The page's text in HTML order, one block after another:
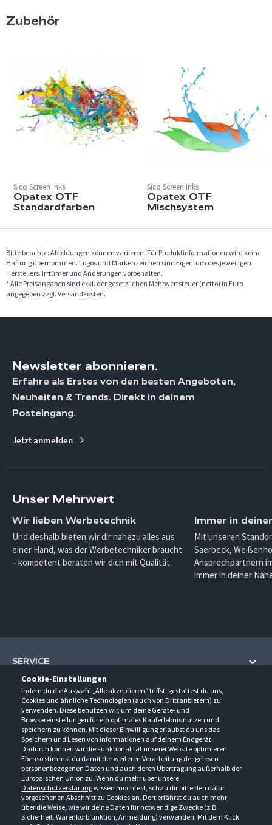
Cookie-Einstellungen
Indem du die Auswahl „Alle akzeptieren“ triffst, gestattest du uns,
Cookies und ähnliche Technologien (auch von Drittanbietern) zu
verwenden. Diese benutzen wir, um deine Geräte- und
Browsereinstellungen für ein optimales Kauferlebnis nutzen und
speichern zu können. Mit dieser Einwilligung erlaubst du uns das
Speichern und Lesen von Informationen auf deinem Endgerät.
Dadurch können wir die Funktionalität unserer Website optimieren.
Ebenso stimmst du damit der weiteren Verarbeitung der gelesen
personenbezogenen Daten und auch deren Übertragung außerhalb der
Europäischen Union zu. Wenn du mehr über unsere
Datenschutzerklärungwissen möchtest, schau dir bitte den dafür
vorgesehenen Abschnitt zu Cookies an. Dort erfährst du auch mehr
über die Weise, wie wir deine Daten für notwendige Zwecke (z.B.
Sicherheit, Warenkorbfunktion, Anmeldung) verwenden. Mit dem Klick
Zubehör
Sico Screen Inks
Opatex OTF
Standardfarben
Sico Screen Inks
Opatex OTF
Mischsystem
Bitte beachte: Abbildungen können variieren. Für Produktinformationen wird keine
Haftung übernommen. Logos und Markenzeichen sind Eigentum des jeweiligen
Herstellers. Irrtümer und Änderungen vorbehalten.
* Alle Preisangaben sind exkl. der gesetzlichen Mehrwertsteuer (netto) in Euro
angegeben zzgl. Versandkosten.
Newsletter abonnieren.
Erfahre als Erstes von den besten Angeboten,
Neuheiten & Trends. Direkt in deinem
Posteingang.
Jetzt anmelden
Unser Mehrwert
Wir lieben Werbetechnik
Und deshalb bieten wir dir nahezu alles aus
einer Hand, was der Werbetechniker braucht
– kompetent beraten wir dich mit Qualität.
Immer in
Mit unseren
Saerbeck,
Ansprechpartnern
immer in deiner
SERVICE
Hilfe und Information
Fragen und Antworten (FAQ)
Kontakt
Newsletter
Events
Downloads
Kataloge
UNTERNEHMEN
Über uns
Anfahrt
Ansprechpartner
Außendienstbesuch
Jobs & Ausbildung
Retouren/Reklamationen
KONTAKT
Gröner-Schulze GmbH
Sarirstraße 5
12529 Schönefeld
Berlin-Schönefeld: +49 30 68 29 54-0
Saerbeck: +49 2574 88750-0
Weißenhorn: +49 731 3982-0
ÖFFNUNGSZEITEN
Montag - Donnerstag
9:00 - 17:00
Freitag
9:00 - 15:00
FOLGE UNS